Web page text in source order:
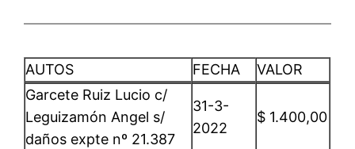
AUTOS FECHA
VALOR
Garcete Ruiz Lucio c/
Leguizamón Angel s/
daños expte nº 21.387
31-3-
2022
$ 1.400,00